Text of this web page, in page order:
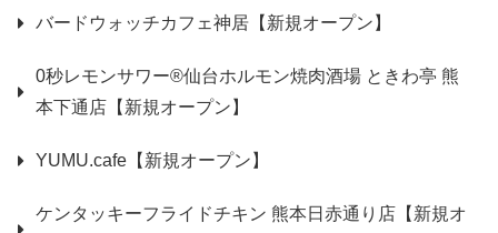
バードウォッチカフェ神居【新規オープン】
0秒レモンサワー®仙台ホルモン焼肉酒場 ときわ亭 熊
本下通店【新規オープン】
YUMU.cafe【新規オープン】
ケンタッキーフライドチキン 熊本日赤通り店【新規オ